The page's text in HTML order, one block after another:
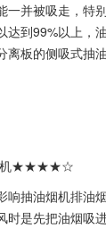
一并被吸走，特
到99%以上，
离板的侧吸式抽
机★★★★☆
抽油烟机排油
是先把油烟吸